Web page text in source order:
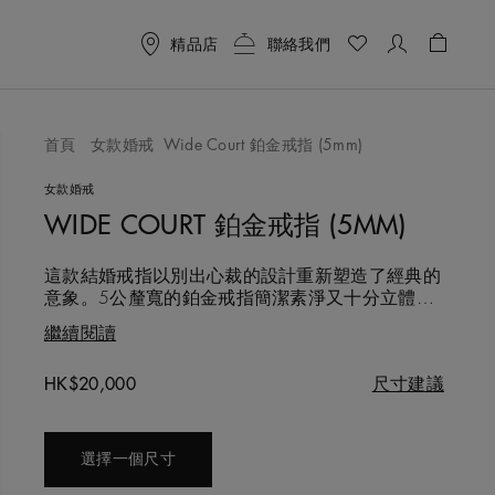
精品店 聯絡我們
愛清單
首頁 女款婚戒 Wide Court 鉑金戒指 (5mm)
女款婚戒
WIDE COURT 鉑金戒指 (5MM)
這款結婚戒指以別出心裁的設計重新塑造了經典的
意象。5公釐寬的鉑金戒指簡潔素淨又十分立體，
只有佩戴者知曉的鑽石。
繼續閱讀
Original price
HK$20,000 尺寸建議
選擇一個尺寸